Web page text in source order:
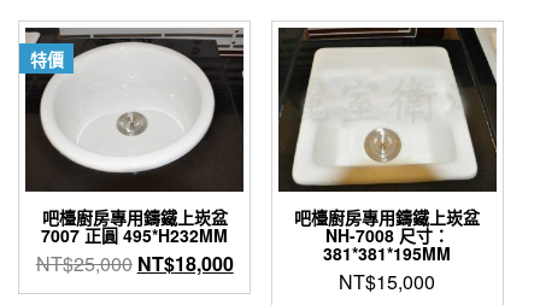
選
項
特價
吧檯廚房專用鑄鐵上崁盆
7007 正圓 495*H232MM
NT$25,000 原
始
NT$18,000目
前
吧檯廚房專用鑄鐵上崁盆
NH-7008 尺寸：
381*381*195MM
NT$15,000